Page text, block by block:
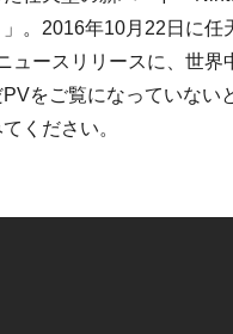
。2016年10月22日に任
ュースリリースに、世界
をご覧になっていない
ください。